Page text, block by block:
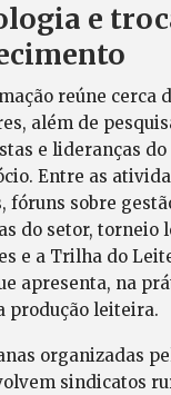
e
reúne cerca
além de
e lideranças do
Entre as
fóruns sobre
do setor, torneio
e a Trilha do
apresenta, na
produção leiteira.
organizadas
sindicatos